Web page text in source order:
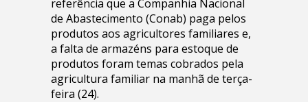
referência que a Companhia Nacional
de Abastecimento (Conab) paga pelos
produtos aos agricultores familiares e,
a falta de armazéns para estoque de
produtos foram temas cobrados pela
agricultura familiar na manhã de terça-
feira (24).